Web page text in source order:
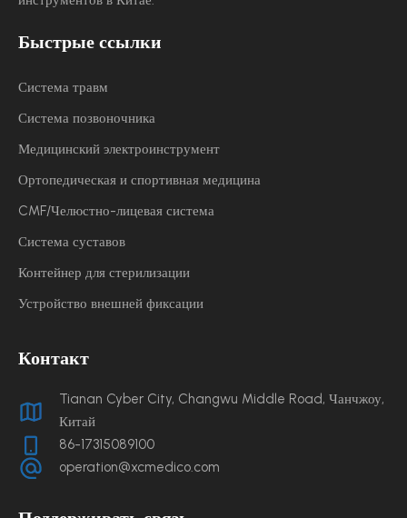
Быстрые ссылки
Система травм
Система позвоночника
Медицинский электроинструмент
Ортопедическая и спортивная медицина
CMF/Челюстно-лицевая система
Система суставов
Контейнер для стерилизации
Устройство внешней фиксации
Контакт
Tianan Cyber ​​City, Changwu Middle Road, Чанчжоу,
Китай
86-17315089100
operation@xcmedico.com